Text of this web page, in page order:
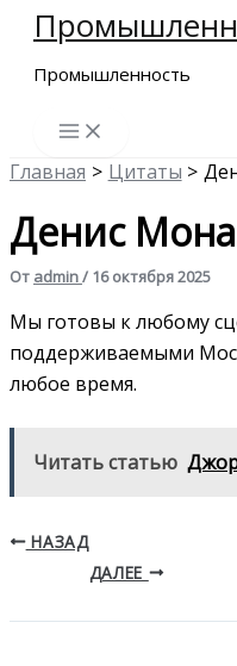
Перейти
содержимому
Промышленность
Главная Цитаты
Денис
От admin/ 16 октября 2025
Мы готовы к любому
поддерживаемыми
любое время.
Читать статью
НАЗАД
ДАЛЕЕ